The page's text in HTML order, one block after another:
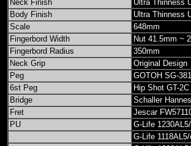
Neck Finish
Ultra Thinness
Body Finish
Ultra Thinness
Scale
648mm
Fingerbord Width
Nut 41.5mm ~
Fingerbord Radius
350mm
Neck Grip
Original Design
Peg
GOTOH SG-
6st Peg
Hip Shot GT-2C
Bridge
Schaller Hannes
Fret
Jescar
PU
G-Life
G-Life